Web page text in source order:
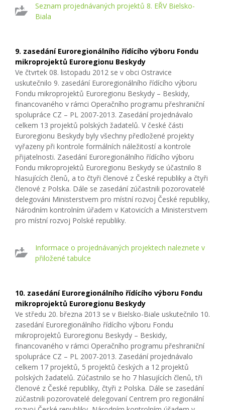
Seznam projednávaných projektů 8. EŘV Bielsko-
Biala
9. zasedání Euroregionálního řídícího výboru Fondu
mikroprojektů Euroregionu Beskydy
Ve čtvrtek 08. listopadu 2012 se v obci Ostravice
uskutečnilo 9. zasedání Euroregionálního řídícího výboru
Fondu mikroprojektů Euroregionu Beskydy – Beskidy,
financovaného v rámci Operačního programu přeshraniční
spolupráce CZ – PL 2007-2013. Zasedání projednávalo
celkem 13 projektů polských žadatelů. V české části
Euroregionu Beskydy byly všechny předložené projekty
vyřazeny při kontrole formálních náležitostí a kontrole
přijatelnosti. Zasedání Euroregionálního řídícího výboru
Fondu mikroprojektů Euroregionu Beskydy se účastnilo 8
hlasujících členů, a to čtyři členové z České republiky a čtyři
členové z Polska. Dále se zasedání zúčastnili pozorovatelé
delegováni Ministerstvem pro místní rozvoj České republiky,
Národním kontrolním úřadem v Katovicích a Ministerstvem
pro místní rozvoj Polské republiky.
Informace o projednávaných projektech naleznete v
přiložené tabulce
10. zasedání Euroregionálního řídícího výboru Fondu
mikroprojektů Euroregionu Beskydy
Ve středu 20. března 2013 se v Bielsko-Biale uskutečnilo 10.
zasedání Euroregionálního řídícího výboru Fondu
mikroprojektů Euroregionu Beskydy – Beskidy,
financovaného v rámci Operačního programu přeshraniční
spolupráce CZ – PL 2007-2013. Zasedání projednávalo
celkem 17 projektů, 5 projektů českých a 12 projektů
polských žadatelů. Zúčastnilo se ho 7 hlasujících členů, tři
členové z České republiky, čtyři z Polska. Dále se zasedání
zúčastnili pozorovatelé delegovaní Centrem pro regionální